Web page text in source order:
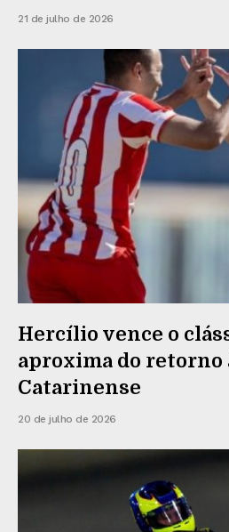
21 de julho de 2026
Hercílio vence o
aproxima do retorno
Catarinense
20 de julho de 2026